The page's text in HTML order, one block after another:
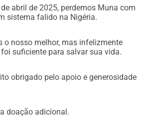
abril de 2025, perdemos Muna com
sistema falido na Nigéria.
o nosso melhor, mas infelizmente
suficiente para salvar sua vida.
obrigado pelo apoio e generosidade
doação adicional.